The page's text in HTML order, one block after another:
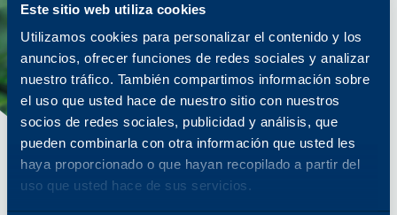
Este sitio web utiliza cookies
Utilizamos cookies para personalizar el contenido y los
anuncios, ofrecer funciones de redes sociales y analizar
nuestro tráfico. También compartimos información sobre
el uso que usted hace de nuestro sitio con nuestros
socios de redes sociales, publicidad y análisis, que
pueden combinarla con otra información que usted les
haya proporcionado o que hayan recopilado a partir del
uso que usted hace de sus servicios.